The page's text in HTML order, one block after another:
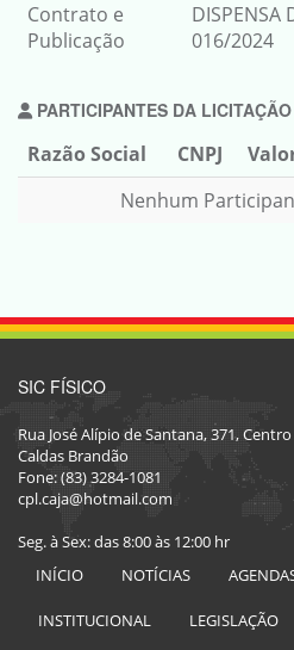
Contrato e
Publicação
DISPENSA
016/2024
PARTICIPANTES DA LICITAÇÃO
Razão Social CNPJ
Nenhum
SIC FÍSICO
Rua José Alípio de Santana, 371, Centro
Caldas Brandão
Fone: (83) 3284-1081
cpl.caja@hotmail.com
Seg. à Sex: das 8:00 às 12:00 hr
INÍCIO
NOTÍCIAS
INSTITUCIONAL LEGISLAÇÃO